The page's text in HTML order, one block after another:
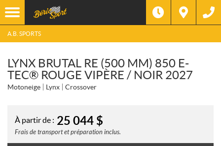
A.B. SPORTS
LYNX BRUTAL RE (500 MM) 850 E-
TEC® ROUGE VIPÈRE / NOIR 2027
Motoneige Lynx Crossover
À partir de : 25 044 $
Frais de transport et préparation inclus.